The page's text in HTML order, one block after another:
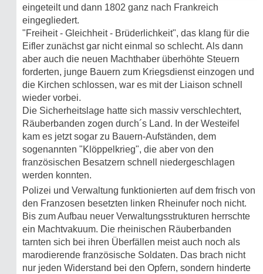
eingeteilt und dann 1802 ganz nach Frankreich
eingegliedert.
"Freiheit - Gleichheit - Brüderlichkeit", das klang für die
Eifler zunächst gar nicht einmal so schlecht. Als dann
aber auch die neuen Machthaber überhöhte Steuern
forderten, junge Bauern zum Kriegsdienst einzogen und
die Kirchen schlossen, war es mit der Liaison schnell
wieder vorbei.
Die Sicherheitslage hatte sich massiv verschlechtert,
Räuberbanden zogen durch´s Land. In der Westeifel
kam es jetzt sogar zu Bauern-Aufständen, dem
sogenannten "Klöppelkrieg", die aber von den
französischen Besatzern schnell niedergeschlagen
werden konnten.
Polizei und Verwaltung funktionierten auf dem frisch von
den Franzosen besetzten linken Rheinufer noch nicht.
Bis zum Aufbau neuer Verwaltungsstrukturen herrschte
ein Machtvakuum. Die rheinischen Räuberbanden
tarnten sich bei ihren Überfällen meist auch noch als
marodierende französische Soldaten. Das brach nicht
nur jeden Widerstand bei den Opfern, sondern hinderte